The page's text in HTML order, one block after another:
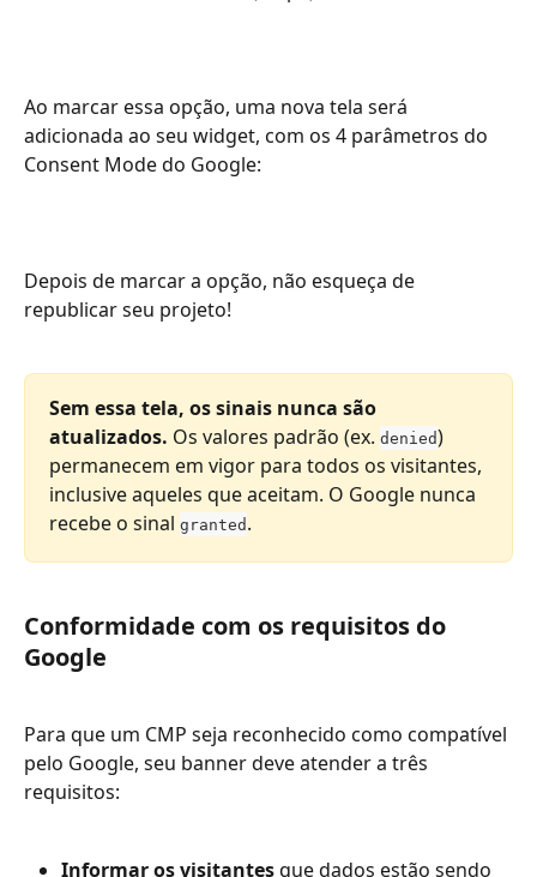
Ao marcar essa opção, uma nova tela será
adicionada ao seu widget, com os 4 parâmetros do
Consent Mode do Google:
Depois de marcar a opção, não esqueça de
republicar seu projeto!
Sem essa tela, os sinais nunca são
atualizados. Os valores padrão (ex. denied)
permanecem em vigor para todos os visitantes,
inclusive aqueles que aceitam. O Google nunca
recebe o sinal granted .
Conformidade com os requisitos do
Google
Para que um CMP seja reconhecido como compatível
pelo Google, seu banner deve atender a três
requisitos:
Informar os visitantes que dados estão sendo